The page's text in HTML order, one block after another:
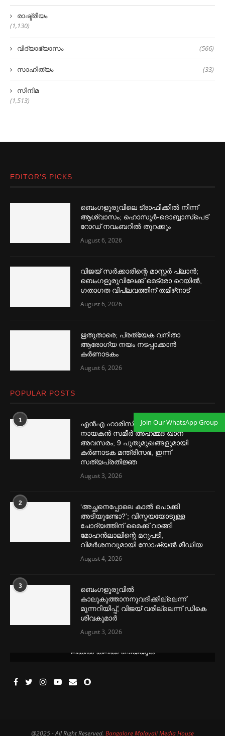
രാഷ്ട്രീയം
(1,130)
വിദ്യാഭ്യാസം (566)
സാഹിത്യം (33)
സിനിമ
(1,513)
EDITOR’S PICKS
ബെംഗളൂരുവിലെ ട്രാഫിക്കില്‍ നിന്ന്
ആശ്വാസം; ഹൊസൂര്‍-ദൊബ്ബാസ്പെട്
റോഡ് നവംബറില്‍ തുറക്കും
August 6, 2026
വിജയ് സര്‍ക്കാരിന്റെ മാസ്റ്റര്‍ പ്ലാന്‍;
ബെംഗളൂരുവിലേക്ക് മെട്രോ റെയില്‍,
ഗതാഗത വിപ്ലവത്തിന് തമിഴ്‌നാട്
August 6, 2026
ഋതുതാരെ; പ്രത്യേക വനിതാ
ആരോഗ്യ നയം നടപ്പാക്കാൻ
കര്‍ണാടകം
August 6, 2026
POPULAR POSTS
1
എൻഎ ഹാരിസിനെ തഴ‌‍ഞ്ഞു, വിവാദ
നായകൻ സമീര്‍ അഹമ്മദ് ഖാന്
അവസരം; 9 പുതുമുഖങ്ങളുമായി
കര്‍ണാടക മന്ത്രിസഭ, ഇന്ന്
സത്യപ്രതിജ്ഞ
August 3, 2026
2
‘അച്ഛനെപ്പോലെ കാല്‍ പൊക്കി
അടിയുണ്ടോ?’; വിസ്മയയോടുള്ള
ചോദ്യത്തിന് മൈക്ക് വാങ്ങി
മോഹൻലാലിന്റെ മറുപടി,
വിമര്‍ശനവുമായി സോഷ്യല്‍ മീഡിയ
August 4, 2026
3
ബെംഗളൂരുവില്‍
കാലുകുത്താനനുവദിക്കില്ലെന്ന്
മുന്നറിയിപ്പ്; വിജയ് വരില്ലെന്ന് ഡികെ
ശിവകുമാര്‍
August 3, 2026
ലിങ്കിൽ ക്ലിക്ക് ചെയ്യുക
@2025 - All Right Reserved. Bangalore Malayali Media House
Join Our WhatsApp Group